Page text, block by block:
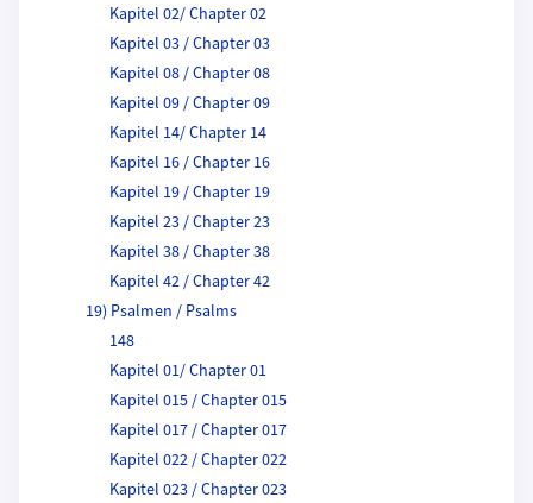
Kapitel 02/ Chapter 02
Kapitel 03 / Chapter 03
Kapitel 08 / Chapter 08
Kapitel 09 / Chapter 09
Kapitel 14/ Chapter 14
Kapitel 16 / Chapter 16
Kapitel 19 / Chapter 19
Kapitel 23 / Chapter 23
Kapitel 38 / Chapter 38
Kapitel 42 / Chapter 42
19) Psalmen / Psalms
148
Kapitel 01/ Chapter 01
Kapitel 015 / Chapter 015
Kapitel 017 / Chapter 017
Kapitel 022 / Chapter 022
Kapitel 023 / Chapter 023